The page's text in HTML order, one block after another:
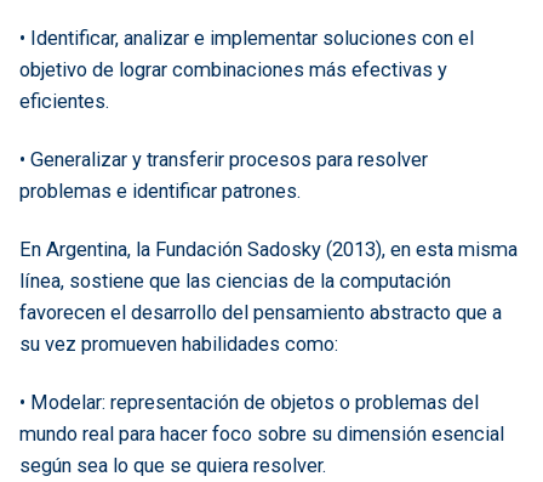
• Identificar, analizar e implementar soluciones con el
objetivo de lograr combinaciones más efectivas y
eficientes.
• Generalizar y transferir procesos para resolver
problemas e identificar patrones.
En Argentina, la Fundación Sadosky (2013), en esta misma
línea, sostiene que las ciencias de la computación
favorecen el desarrollo del pensamiento abstracto que a
su vez promueven habilidades como:
• Modelar: representación de objetos o problemas del
mundo real para hacer foco sobre su dimensión esencial
según sea lo que se quiera resolver.